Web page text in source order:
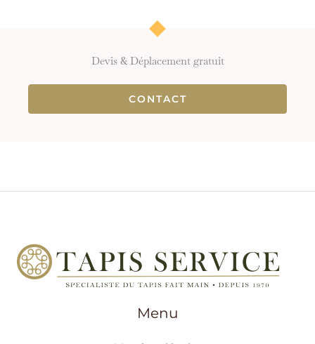
Devis & Déplacement gratuit
CONTACT
Menu